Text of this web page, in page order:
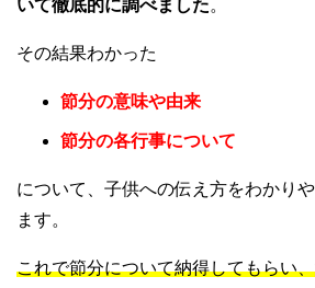
いて徹底的に調べました。
その結果わかった
節分の意味や由来
節分の各行事について
について、子供への伝え方をわかり
ます。
これで節分について納得してもらい